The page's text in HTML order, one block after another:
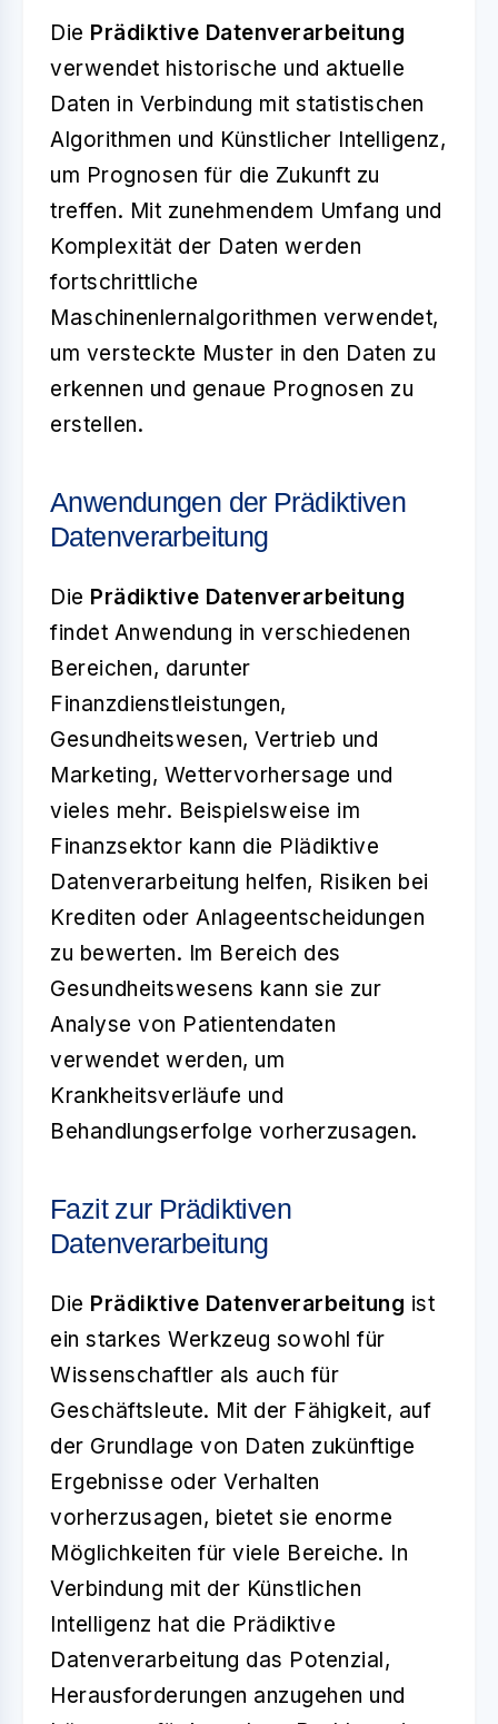
Die Prädiktive Datenverarbeitung
verwendet historische und aktuelle
Daten in Verbindung mit statistischen
Algorithmen und Künstlicher Intelligenz,
um Prognosen für die Zukunft zu
treffen. Mit zunehmendem Umfang und
Komplexität der Daten werden
fortschrittliche
Maschinenlernalgorithmen verwendet,
um versteckte Muster in den Daten zu
erkennen und genaue Prognosen zu
erstellen.
Anwendungen der Prädiktiven
Datenverarbeitung
Die Prädiktive Datenverarbeitung
findet Anwendung in verschiedenen
Bereichen, darunter
Finanzdienstleistungen,
Gesundheitswesen, Vertrieb und
Marketing, Wettervorhersage und
vieles mehr. Beispielsweise im
Finanzsektor kann die Plädiktive
Datenverarbeitung helfen, Risiken bei
Krediten oder Anlageentscheidungen
zu bewerten. Im Bereich des
Gesundheitswesens kann sie zur
Analyse von Patientendaten
verwendet werden, um
Krankheitsverläufe und
Behandlungserfolge vorherzusagen.
Fazit zur Prädiktiven
Datenverarbeitung
Die Prädiktive Datenverarbeitung ist
ein starkes Werkzeug sowohl für
Wissenschaftler als auch für
Geschäftsleute. Mit der Fähigkeit, auf
der Grundlage von Daten zukünftige
Ergebnisse oder Verhalten
vorherzusagen, bietet sie enorme
Möglichkeiten für viele Bereiche. In
Verbindung mit der Künstlichen
Intelligenz hat die Prädiktive
Datenverarbeitung das Potenzial,
Herausforderungen anzugehen und